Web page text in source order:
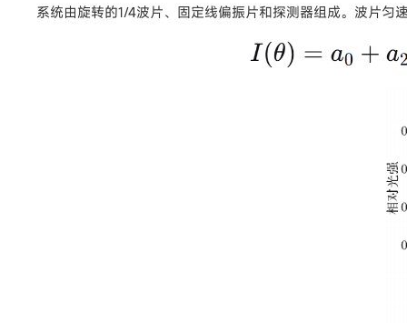
系统由旋转的1/4波片、固定线偏振片和探测器组成。波片